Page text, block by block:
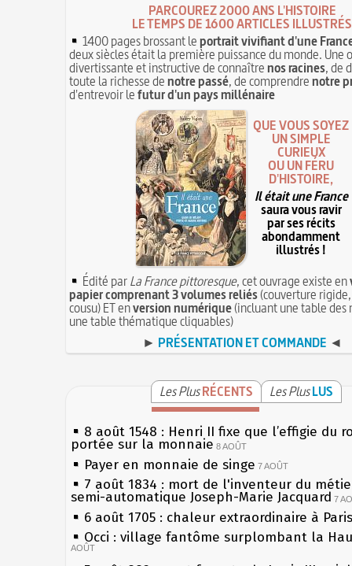
PARCOUREZ 2000 ANS L'HISTOIRE
LE TEMPS DE 1600 ARTICLES ILLUSTRÉS
1400 pages brossant leportrait vivifiant d'une
deux siècles était la première puissance du monde. Une
divertissante et instructive de connaîtrenos racines, de
toute la richesse denotre passé, de comprendrenotre
d'entrevoir lefutur d'un pays millénaire
QUE VOUS SOYEZ
UN SIMPLE
CURIEUX
OU UN FÉRU
D'HISTOIRE,
Il était une France
saura vous ravir
par ses récits
abondamment
illustrés !
Édité parLa France pittoresque, cet ouvrage existe en
papier comprenant 3 volumes reliés(couverture
cousu) ET enversion numérique(incluant une table des
une table thématique cliquables)
► PRÉSENTATION ET COMMANDE ◄
Les PlusRÉCENTS Les PlusLUS
8 août 1548 : Henri II fixe que l’effigie du
portée sur la monnaie 8 AOÛT
Payer en monnaie de singe 7 AOÛT
7 août 1834 : mort de l'inventeur du
semi-automatique Joseph-Marie Jacquard 7
6 août 1705 : chaleur extraordinaire à Paris
Occi : village fantôme surplombant la
AOÛT